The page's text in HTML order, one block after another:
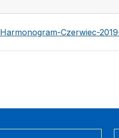
Harmonogram-Czerwiec-